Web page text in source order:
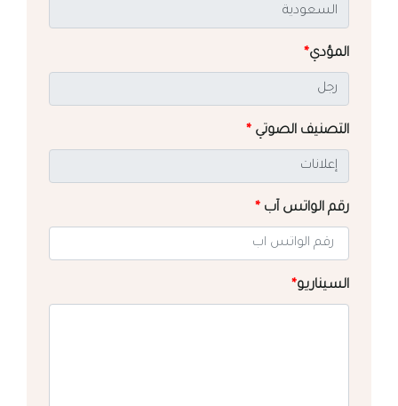
المؤدي*
التصنيف الصوتي *
رقم الواتس آب *
السيناريو*